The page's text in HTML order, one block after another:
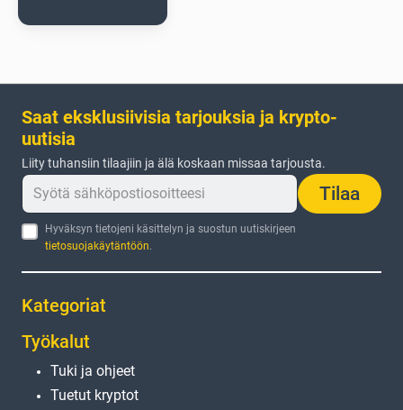
Saat eksklusiivisia tarjouksia ja krypto-
uutisia
Liity tuhansiin tilaajiin ja älä koskaan missaa tarjousta.
Tilaa
Hyväksyn tietojeni käsittelyn ja suostun uutiskirjeen
tietosuojakäytäntöön.
Kategoriat
Työkalut
Tuki ja ohjeet
Tuetut kryptot